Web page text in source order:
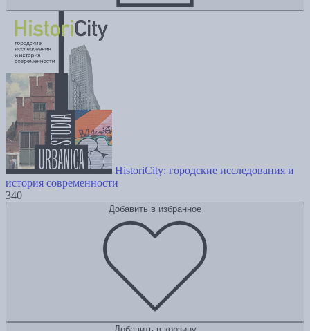
HistoriCity: городские исследования и
история современности
340
Добавить в избранное